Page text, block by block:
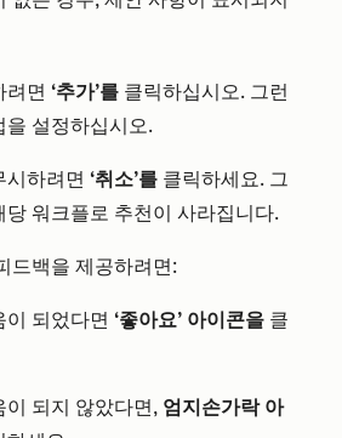
려면 ‘추가’를 클릭하십시오. 그런
을 설정하십시오.
시하려면 ‘취소’를 클릭하세요. 그
당 워크플로 추천이 사라집니다.
드백을 제공하려면:
이 되었다면 ‘좋아요’ 아이콘을 클
이 되지 않았다면, 엄지손가락 아